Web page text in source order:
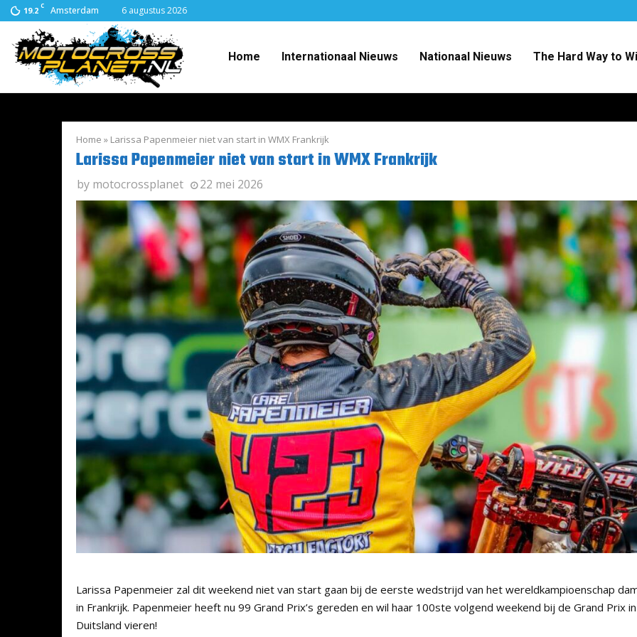
19.2 C Amsterdam 6 augustus 2026
Home Internationaal Nieuws Nationaal Nieuws The Hard Way to
Home » Larissa Papenmeier niet van start in WMX Frankrijk
Larissa Papenmeier niet van start in WMX Frankrijk
by motocrossplanet 22 mei 2026
Larissa Papenmeier zal dit weekend niet van start gaan bij de eerste wedstrijd van het wereldkampioenschap
in Frankrijk. Papenmeier heeft nu 99 Grand Prix’s gereden en wil haar 100ste volgend weekend bij de Grand Prix in
Duitsland vieren!